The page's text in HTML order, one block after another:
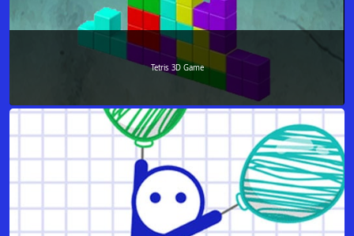
Tetris 3D Game